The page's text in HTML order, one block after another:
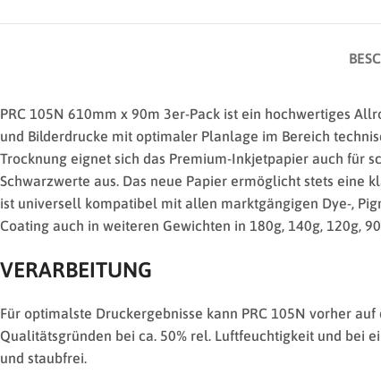
PRC 105N 610mm x 90m 3er-Pack ist ein hochwertiges
und Bilderdrucke mit optimaler Planlage im Bereich
Trocknung eignet sich das Premium-Inkjetpapier auch für
Schwarzwerte aus. Das neue Papier ermöglicht stets eine
ist universell kompatibel mit allen marktgängigen Dye-,
Coating auch in weiteren Gewichten in 180g, 140g, 120g,
VERARBEITUNG
Für optimalste Druckergebnisse kann PRC 105N vorher
Qualitätsgründen bei ca. 50% rel. Luftfeuchtigkeit und bei
und staubfrei.